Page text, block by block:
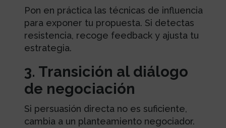
Pon en práctica las técnicas de influencia
para exponer tu propuesta. Si detectas
resistencia, recoge feedback y ajusta tu
estrategia.
3. Transición al diálogo
de negociación
Si persuasión directa no es suficiente,
cambia a un planteamiento negociador.